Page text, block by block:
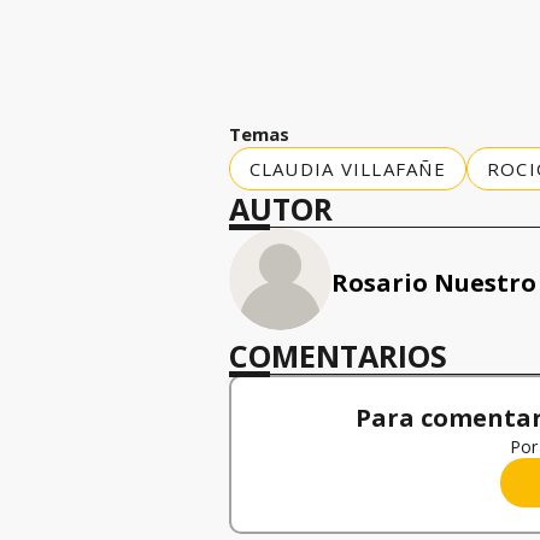
Temas
CLAUDIA VILLAFAÑE
AUTOR
Rosario Nuestro
COMENTARIOS
Para